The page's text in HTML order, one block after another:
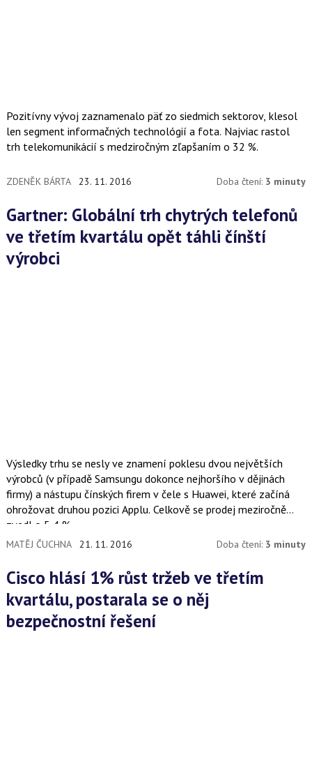
Pozitívny vývoj zaznamenalo päť zo siedmich sektorov, klesol
len segment informačných technológií a fota. Najviac rastol
trh telekomunikácií s medziročným zľapšaním o 32 %.
ZDENĚK BÁRTA 23. 11. 2016 Doba čtení: 3 minuty
Gartner: Globální trh chytrých telefonů
ve třetím kvartálu opět táhli čínští
výrobci
Výsledky trhu se nesly ve znamení poklesu dvou největších
výrobců (v případě Samsungu dokonce nejhoršího v dějinách
firmy) a nástupu čínských firem v čele s Huawei, které začíná
ohrožovat druhou pozici Applu. Celkově se prodej meziročně
zvedl o 5,4 %.
MATĚJ ČUCHNA 21. 11. 2016 Doba čtení: 3 minuty
Cisco hlásí 1% růst tržeb ve třetím
kvartálu, postarala se o něj
bezpečnostní řešení